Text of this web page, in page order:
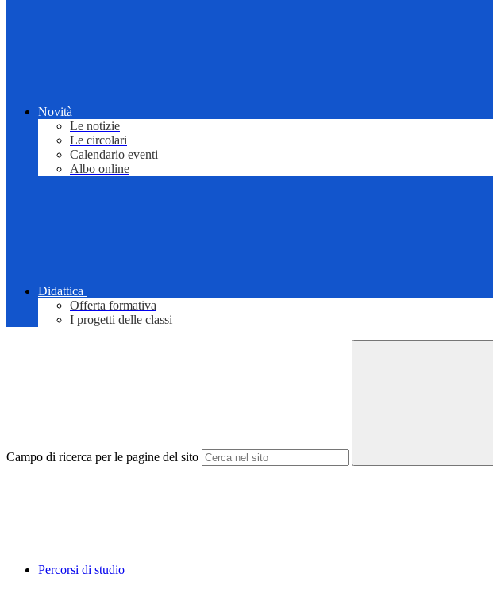
Novità
Le notizie
Le circolari
Calendario eventi
Albo online
Didattica
Offerta formativa
I progetti delle classi
Campo di ricerca per le pagine del sito
Percorsi di studio